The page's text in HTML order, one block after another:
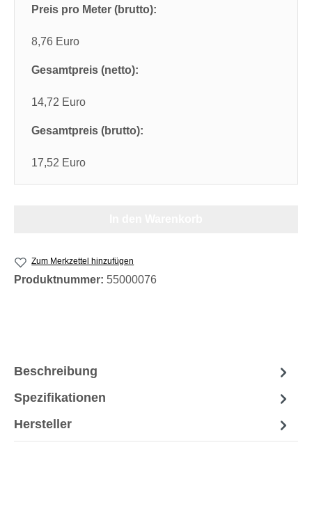
Preis pro Meter (brutto):
8,76 Euro
Gesamtpreis (netto):
14,72 Euro
Gesamtpreis (brutto):
17,52 Euro
Zum Merkzettel hinzufügen
Produktnummer: 55000076
Beschreibung
Spezifikationen
Hersteller